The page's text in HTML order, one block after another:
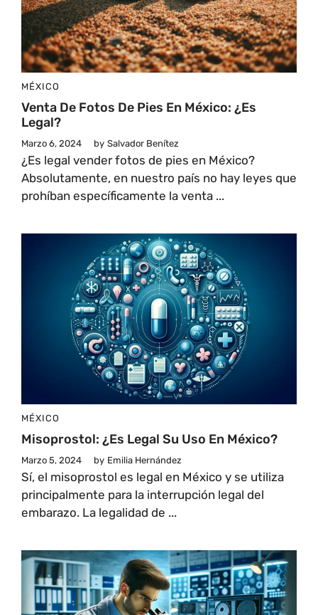
MÉXICO
Venta De Fotos De Pies En México: ¿Es
Legal?
Marzo 6, 2024 by Salvador Benítez
¿Es legal vender fotos de pies en México?
Absolutamente, en nuestro país no hay leyes que
prohíban específicamente la venta ...
MÉXICO
Misoprostol: ¿Es Legal Su Uso En México?
Marzo 5, 2024 by Emilia Hernández
Sí, el misoprostol es legal en México y se utiliza
principalmente para la interrupción legal del
embarazo. La legalidad de ...